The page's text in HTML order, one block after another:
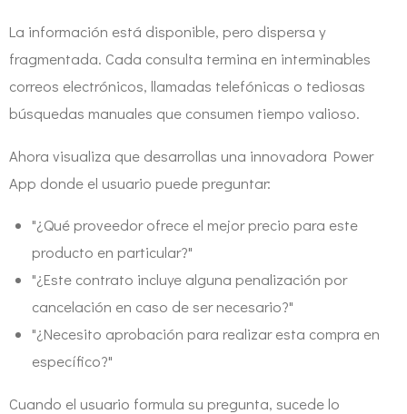
La información está disponible, pero dispersa y
fragmentada. Cada consulta termina en interminables
correos electrónicos, llamadas telefónicas o tediosas
búsquedas manuales que consumen tiempo valioso.
Ahora visualiza que desarrollas una innovadora Power
App donde el usuario puede preguntar:
"¿Qué proveedor ofrece el mejor precio para este
producto en particular?"
"¿Este contrato incluye alguna penalización por
cancelación en caso de ser necesario?"
"¿Necesito aprobación para realizar esta compra en
específico?"
Cuando el usuario formula su pregunta, sucede lo